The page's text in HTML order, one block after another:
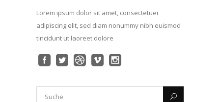
Lorem ipsum dolor sit amet, consectetuer
adipiscing elit, sed diam nonummy nibh euismod
tincidunt ut laoreet dolore